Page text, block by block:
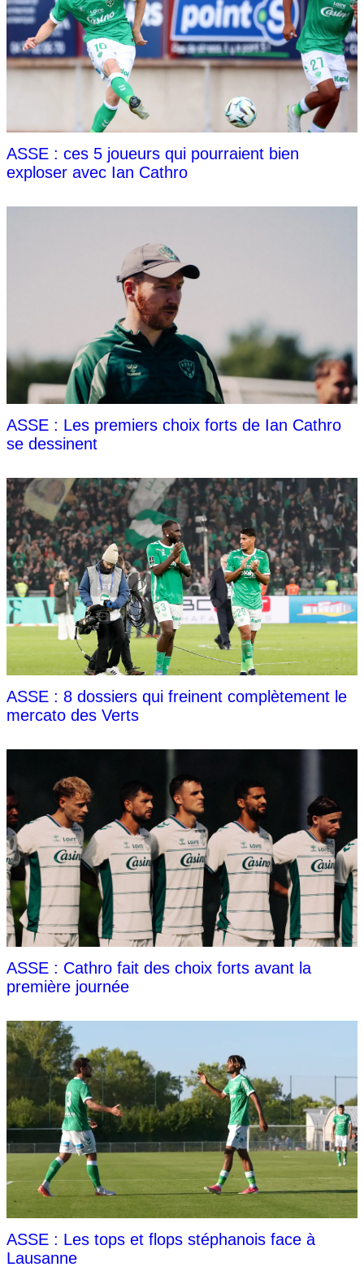
ASSE : ces 5 joueurs qui pourraient bien
exploser avec Ian Cathro
ASSE : Les premiers choix forts de Ian Cathro
se dessinent
ASSE : 8 dossiers qui freinent complètement le
mercato des Verts
ASSE : Cathro fait des choix forts avant la
première journée
ASSE : Les tops et flops stéphanois face à
Lausanne